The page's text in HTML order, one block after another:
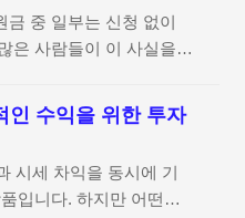
유의 첫걸음경제적 자
돈을 마련해야 합니
.불필요한 지출 줄이기:
은 소비를 실천합니다.
업을 목표로 커리어..
금 중 일부는 신청 없이
은 사람들이 이 사실을
받을 수 있는 정부지원금
수 있도록 안내하겠습
대표적인 지원금1) 기초
세 이상 저소득층 어르
. 2025년 기준, 일정 소
인 수익을 위한 투자
시세 차익을 동시에 기
입니다. 하지만 어떤